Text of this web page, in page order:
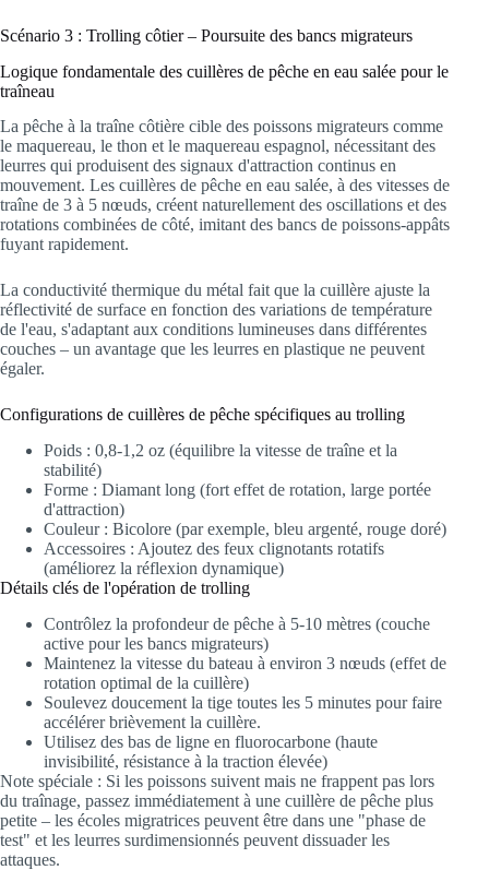
Scénario 3 : Trolling côtier – Poursuite des bancs migrateurs
Logique fondamentale des cuillères de pêche en eau salée pour le
traîneau
La pêche à la traîne côtière cible des poissons migrateurs comme
le maquereau, le thon et le maquereau espagnol, nécessitant des
leurres qui produisent des signaux d'attraction continus en
mouvement. Les cuillères de pêche en eau salée, à des vitesses de
traîne de 3 à 5 nœuds, créent naturellement des oscillations et des
rotations combinées de côté, imitant des bancs de poissons-appâts
fuyant rapidement.
La conductivité thermique du métal fait que la cuillère ajuste la
réflectivité de surface en fonction des variations de température
de l'eau, s'adaptant aux conditions lumineuses dans différentes
couches – un avantage que les leurres en plastique ne peuvent
égaler.
Configurations de cuillères de pêche spécifiques au trolling
Poids : 0,8-1,2 oz (équilibre la vitesse de traîne et la
stabilité)
Forme : Diamant long (fort effet de rotation, large portée
d'attraction)
Couleur : Bicolore (par exemple, bleu argenté, rouge doré)
Accessoires : Ajoutez des feux clignotants rotatifs
(améliorez la réflexion dynamique)
Détails clés de l'opération de trolling
Contrôlez la profondeur de pêche à 5-10 mètres (couche
active pour les bancs migrateurs)
Maintenez la vitesse du bateau à environ 3 nœuds (effet de
rotation optimal de la cuillère)
Soulevez doucement la tige toutes les 5 minutes pour faire
accélérer brièvement la cuillère.
Utilisez des bas de ligne en fluorocarbone (haute
invisibilité, résistance à la traction élevée)
Note spéciale : Si les poissons suivent mais ne frappent pas lors
du traînage, passez immédiatement à une cuillère de pêche plus
petite – les écoles migratrices peuvent être dans une "phase de
test" et les leurres surdimensionnés peuvent dissuader les
attaques.